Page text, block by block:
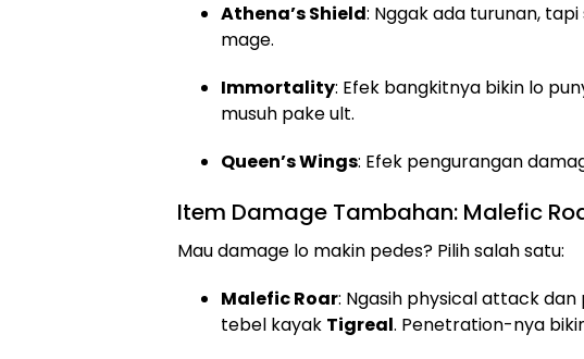
Athena’s Shield: Nggak ada turunan,
mage.
Immortality: Efek bangkitnya bikin lo
musuh pake ult.
Queen’s Wings: Efek pengurangan
Item Damage Tambahan: Malefic
Mau damage lo makin pedes? Pilih salah satu:
Malefic Roar: Ngasih physical attack
tebel kayak Tigreal. Penetration-nya